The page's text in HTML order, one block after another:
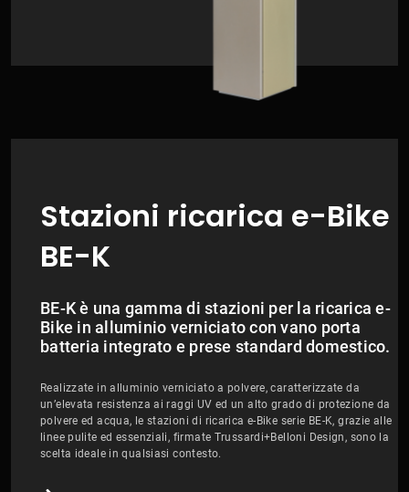
Stazioni ricarica e-Bike
BE-K
BE-K è una gamma di stazioni per la ricarica e-
Bike in alluminio verniciato con vano porta
batteria integrato e prese standard domestico.
Realizzate in alluminio verniciato a polvere, caratterizzate da
un’elevata resistenza ai raggi UV ed un alto grado di protezione da
polvere ed acqua, le stazioni di ricarica e-Bike serie BE-K, grazie alle
linee pulite ed essenziali, firmate Trussardi+Belloni Design, sono la
scelta ideale in qualsiasi contesto.